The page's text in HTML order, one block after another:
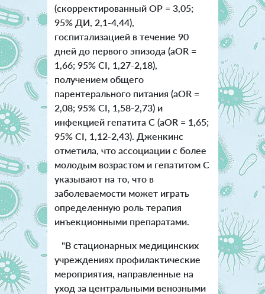
(скорректированный ОР = 3,05;
95% ДИ, 2,1-4,44),
госпитализацией в течение 90
дней до первого эпизода (aOR =
1,66; 95% CI, 1,27-2,18),
получением общего
парентерального питания (aOR =
2,08; 95% CI, 1,58-2,73) и
инфекцией гепатита С (aOR = 1,65;
95% CI, 1,12-2,43). Дженкинс
отметила, что ассоциации с более
молодым возрастом и гепатитом С
указывают на то, что в
заболеваемости может играть
определенную роль терапия
инъекционными препаратами.
"В стационарных медицинских
учреждениях профилактические
мероприятия, направленные на
уход за центральными венозными